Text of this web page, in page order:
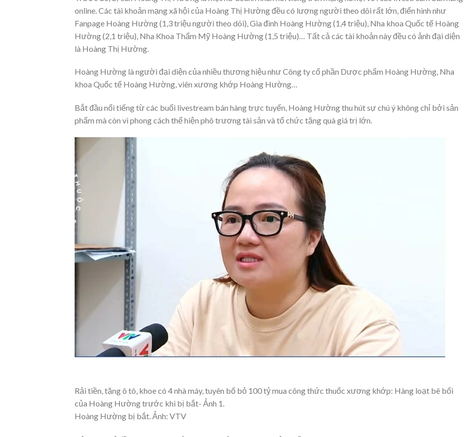
online. Các tài khoản mạng xã hội của Hoàng Thị Hường đều có lượng người theo dõi rất lớn, điển hình như
Fanpage Hoàng Hường (1,3 triệu người theo dõi), Gia đình Hoàng Hường (1,4 triệu), Nha khoa Quốc tế Hoàng
Hường (2,1 triệu), Nha Khoa Thẩm Mỹ Hoàng Hường (1,5 triệu)… Tất cả các tài khoản này đều có ảnh đại diện
là Hoàng Thị Hường.
Hoàng Hường là người đại diện của nhiều thương hiệu như Công ty cổ phần Dược phẩm Hoàng Hường, Nha
khoa Quốc tế Hoàng Hường, viên xương khớp Hoàng Hường…
Bắt đầu nổi tiếng từ các buổi livestream bán hàng trực tuyến, Hoàng Hường thu hút sự chú ý không chỉ bởi sản
phẩm mà còn vì phong cách thể hiện phô trương tài sản và tổ chức tặng quà giá trị lớn.
Rải tiền, tặng ô tô, khoe có 4 nhà máy, tuyên bố bỏ 100 tỷ mua công thức thuốc xương khớp: Hàng loạt bê bối
của Hoàng Hường trước khi bị bắt- Ảnh 1.
Hoàng Hường bị bắt. Ảnh: VTV